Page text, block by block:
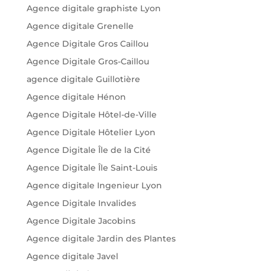
Agence digitale graphiste Lyon
Agence digitale Grenelle
Agence Digitale Gros Caillou
Agence Digitale Gros-Caillou
agence digitale Guillotière
Agence digitale Hénon
Agence Digitale Hôtel-de-Ville
Agence Digitale Hôtelier Lyon
Agence Digitale Île de la Cité
Agence Digitale Île Saint-Louis
Agence digitale Ingenieur Lyon
Agence Digitale Invalides
Agence Digitale Jacobins
Agence digitale Jardin des Plantes
Agence digitale Javel